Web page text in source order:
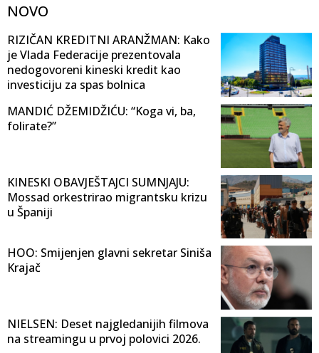
NOVO
RIZIČAN KREDITNI ARANŽMAN: Kako
je Vlada Federacije prezentovala
nedogovoreni kineski kredit kao
investiciju za spas bolnica
MANDIĆ DŽEMIDŽIĆU: “Koga vi, ba,
folirate?”
KINESKI OBAVJEŠTAJCI SUMNJAJU:
Mossad orkestrirao migrantsku krizu
u Španiji
HOO: Smijenjen glavni sekretar Siniša
Krajač
NIELSEN: Deset najgledanijih filmova
na streamingu u prvoj polovici 2026.